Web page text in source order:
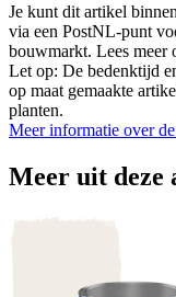
Je kunt dit artikel
via een PostNL-punt
bouwmarkt. Lees meer
Let op: De bedenktijd
op maat gemaakte
planten.
Meer informatie over
Meer uit deze